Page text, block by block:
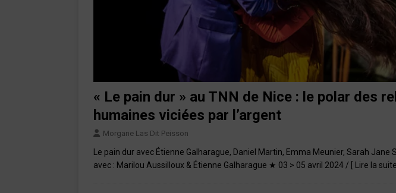
« Le pain dur » au TNN de Nice : le polar des
humaines viciées par l’argent
Morgane Las Dit Peisson
Le pain dur avec Étienne Galharague, Daniel Martin, Emma Meunier, Sarah
avec : Marilou Aussilloux & Étienne Galharague ★ 03 > 05 avril 2024 / [ Lire la